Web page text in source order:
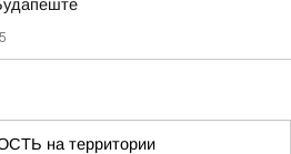
на территории